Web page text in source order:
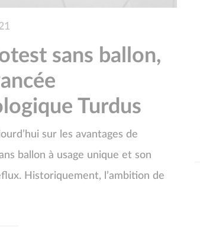
sans ballon,
Turdus
sur les avantages de
ballon à usage unique et son
Historiquement, l’ambition de